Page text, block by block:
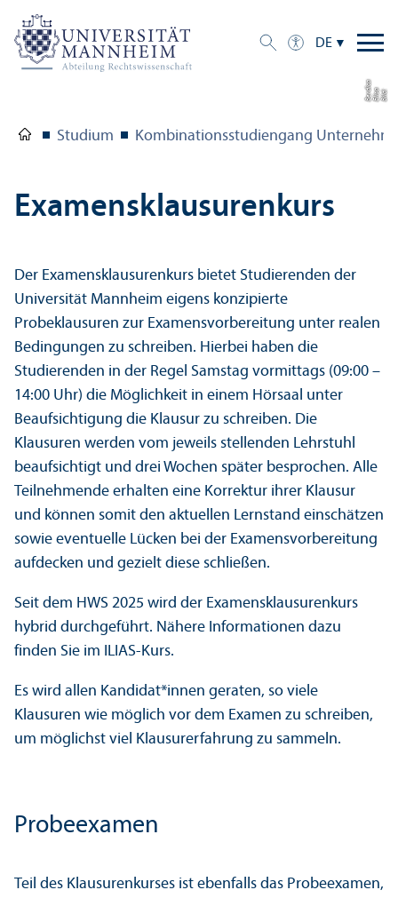
DE
Bil
d:
Eli
s
a
B
e
r
dic
a
Studium Kombinations­studien­gang
Examensklausurenkurs
Der Examensklausurenkurs bietet Studierenden der
Universität Mannheim eigens konzipierte
Probeklausuren zur Examensvorbereitung unter realen
Bedingungen zu schreiben. Hierbei haben die
Studierenden in der Regel Samstag vormittags (09:00 –
14:00 Uhr) die Möglichkeit in einem Hörsaal unter
Beaufsichtigung die Klausur zu schreiben. Die
Klausuren werden vom jeweils stellenden Lehr­stuhl
beaufsichtigt und drei Wochen später besprochen. Alle
Teilnehmende erhalten eine Korrektur ihrer Klausur
und können somit den aktuellen Lernstand einschätzen
sowie eventuelle Lücken bei der Examensvorbereitung
aufdecken und gezielt diese schließen.
Seit dem HWS 2025 wird der Examensklausurenkurs
hybrid durchgeführt. Nähere Informationen dazu
finden Sie im ILIAS-Kurs.
Es wird allen Kandidat*innen geraten, so viele
Klausuren wie möglich vor dem Examen zu schreiben,
um möglichst viel Klausurerfahrung zu sammeln.
Probeexamen
Teil des Klausurenkurses ist ebenfalls das Probeexamen,